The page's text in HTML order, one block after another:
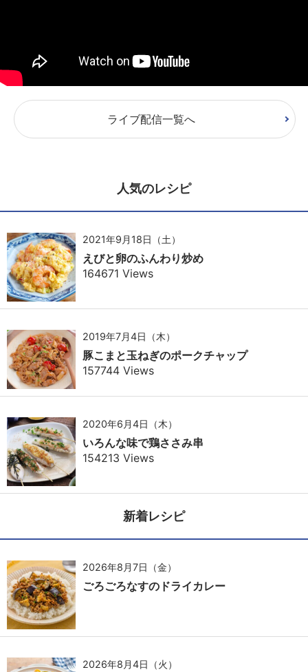
ライブ配信一覧へ
人気のレシピ
2021年9月18日（土）
えびと卵のふんわり炒め
164671 Views
2019年7月4日（木）
豚こまと玉ねぎのポークチャップ
157744 Views
2020年6月4日（木）
いろんな味で鶏ささみ串
154213 Views
新着レシピ
2026年8月7日（金）
ごろごろなすのドライカレー
2026年8月4日（火）